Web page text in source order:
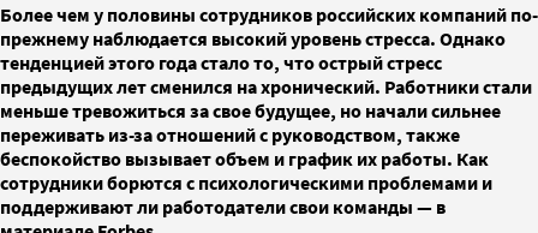
Более чем у половины сотрудников российских компаний по-
прежнему наблюдается высокий уровень стресса. Однако
тенденцией этого года стало то, что острый стресс
предыдущих лет сменился на хронический. Работники стали
меньше тревожиться за свое будущее, но начали сильнее
переживать из-за отношений с руководством, также
беспокойство вызывает объем и график их работы. Как
сотрудники борются с психологическими проблемами и
поддерживают ли работодатели свои команды — в